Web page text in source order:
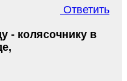
Ответить
- колясочнику в